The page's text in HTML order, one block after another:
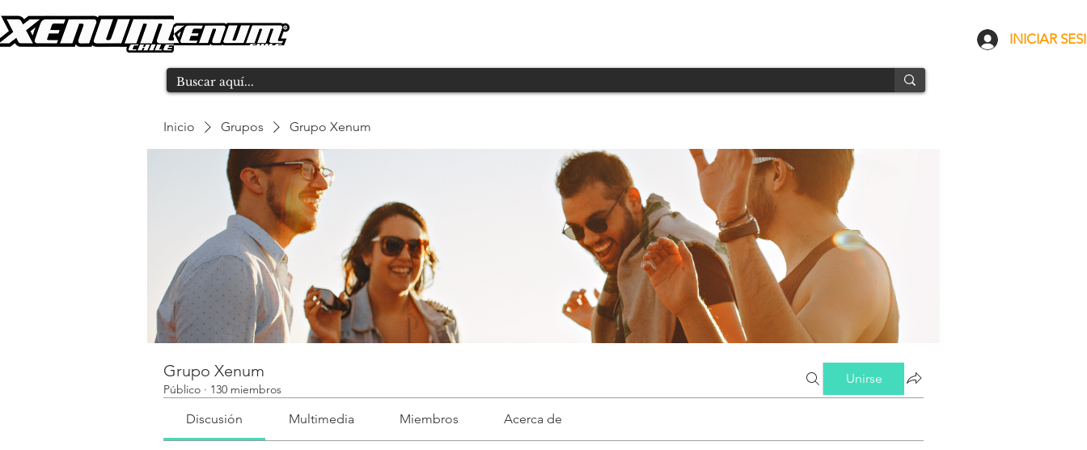
Inicio Grupos Grupo Xenum
Grupo Xenum
Público · 130 miembros
Unirse
Discusión Multimedia Miembros Acerca de
INICIAR